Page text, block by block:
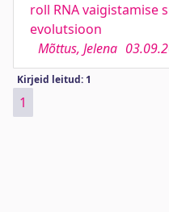
roll RNA vaigistamise
evolutsioon
Mõttus, Jelena
Kirjeid leitud: 1
1